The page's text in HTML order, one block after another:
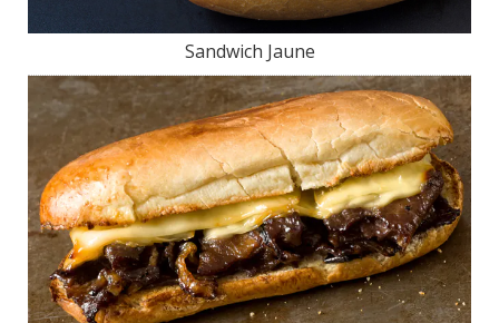
Sandwich Jaune